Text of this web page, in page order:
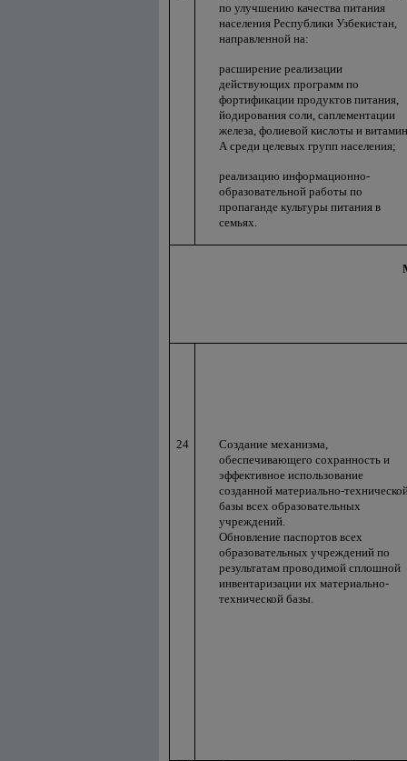
по улучшению качества питания
населения Республики Узбекистан,
направленной на:
расширение реализации
действующих программ по
фортификации продуктов питания,
йодирования соли, саплементации
железа, фолиевой кислоты и
А среди целевых групп населения;
реализацию информационно-
образовательной работы по
пропаганде культуры питания в
семьях.
24
Создание механизма,
обеспечивающего сохранность и
эффективное использование
созданной материально-
базы всех образовательных
учреждений.
Обновление паспортов всех
образовательных учреждений по
результатам проводимой сплошной
инвентаризации их материально-
технической базы.